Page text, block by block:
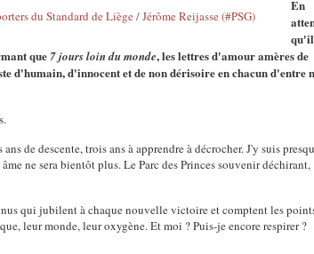
En
que 7 jours loin du monde, les lettres d'amour amères de
d'humain, d'innocent et de non dérisoire en chacun d'entre
de descente, trois ans à apprendre à décrocher. J'y suis
ne sera bientôt plus. Le Parc des Princes souvenir déchirant,
qui jubilent à chaque nouvelle victoire et comptent les
leur monde, leur oxygène. Et moi ? Puis-je encore respirer ?